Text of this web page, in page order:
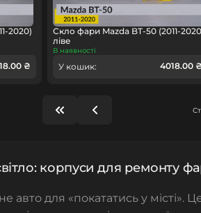
2020)
₴
Скло фари Mazda BT-50 (2011-
ліве
В наявності
У кошик: 4018.00 ₴
корпуси для ремонту
авто для «покататись у місті».